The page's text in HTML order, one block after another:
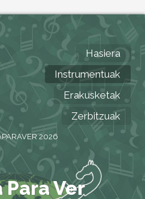
Hasiera
Instrumentuak
Erakusketak
Zerbitzuak
2026
Para Ver